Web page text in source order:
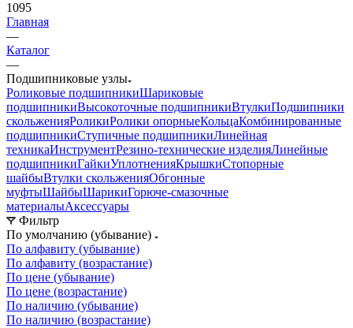
1095
Главная
—
Каталог
—
Подшипниковые узлы
Роликовые подшипникиШариковые
подшипникиВысокоточные подшипникиВтулкиПодшипники
скольженияРоликиРолики опорныеКольцаКомбинированные
подшипникиСтупичные подшипникиЛинейная
техникаИнструментРезино-технические изделияЛинейные
подшипникиГайкиУплотненияКрышкиСтопорные
шайбыВтулки скольженияОбгонные
муфтыШайбыШарикиГорюче-смазочные
материалыАксессуары
Фильтр
По умолчанию (убывание)
По алфавиту (убывание)
По алфавиту (возрастание)
По цене (убывание)
По цене (возрастание)
По наличию (убывание)
По наличию (возрастание)